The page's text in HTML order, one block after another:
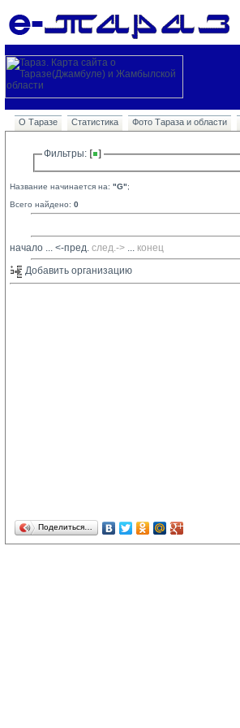
О Таразе Статистика Фото Тараза и области
Фильтры:
Название начинается на: "G";
Всего найдено: 0
начало ... <-пред. след.-> ... конец
Добавить организацию
Поделиться…